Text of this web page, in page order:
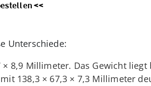
<<
Unterschiede:
8,9 Millimeter. Das Gewicht liegt
mit 138,3 × 67,3 × 7,3 Millimeter